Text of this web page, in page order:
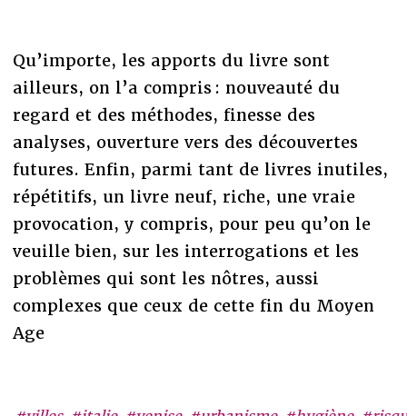
Qu’importe, les apports du livre sont
ailleurs, on l’a compris : nouveauté du
regard et des méthodes, finesse des
analyses, ouverture vers des découvertes
futures. Enfin, parmi tant de livres inutiles,
répétitifs, un livre neuf, riche, une vraie
provocation, y compris, pour peu qu’on le
veuille bien, sur les interrogations et les
problèmes qui sont les nôtres, aussi
complexes que ceux de cette fin du Moyen
Age